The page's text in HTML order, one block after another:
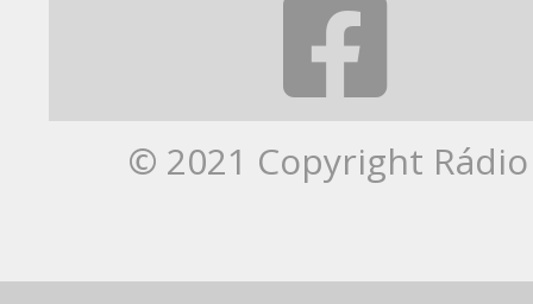
© 2021 Copyright